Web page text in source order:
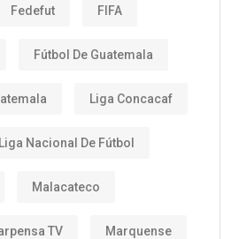
Fedefut FIFA
Fútbol De Guatemala
Liga Concacaf
Liga Nacional De Fútbol
Malacateco
TV Marquense